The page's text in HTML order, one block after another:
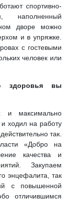
спортивно-
наполненный
дворе можно
и в упряжке.
с гостевыми
человек или
здоровья вы
и максимально
ходил на работу
так.
«Добро на
качества и
Закупаем
энцефалита, так
с повышенной
отличившимся